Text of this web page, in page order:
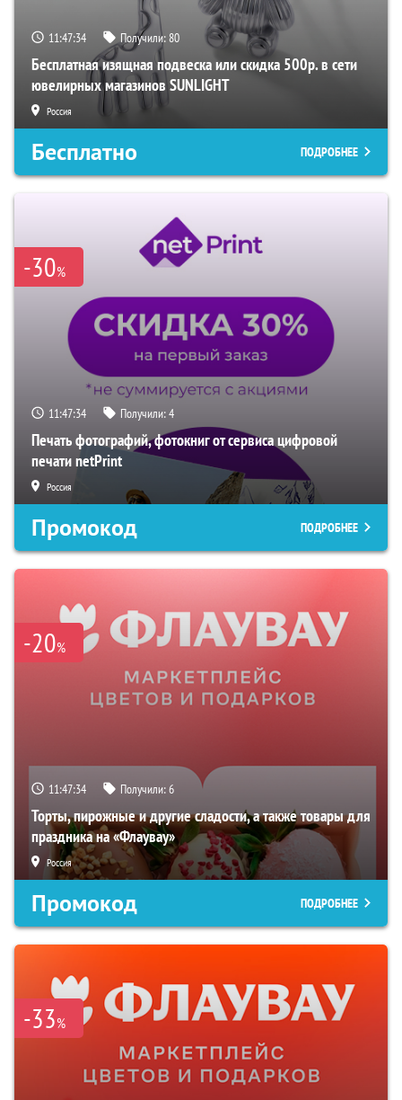
11:47:33 Получили:80
Бесплатная изящная подвеска или скидка 500р. в сети
ювелирных магазинов SUNLIGHT
Россия
Бесплатно ПОДРОБНЕЕ
-30%
11:47:33 Получили:4
Печать фотографий, фотокниг от сервиса цифровой
печати netPrint
Россия
Промокод ПОДРОБНЕЕ
-20%
11:47:33 Получили:6
Торты, пирожные и другие сладости, а также товары для
праздника на «Флаувау»
Россия
Промокод ПОДРОБНЕЕ
-33%